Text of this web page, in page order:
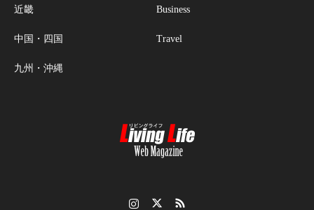
近畿
中国・四国
九州・沖縄
Business
Travel